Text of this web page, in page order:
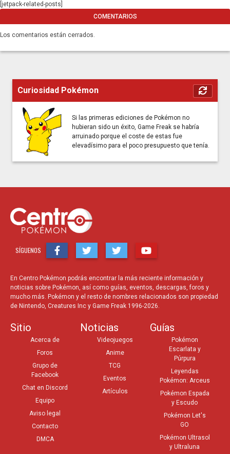
[jetpack-related-posts]
COMENTARIOS
Los comentarios están cerrados.
Curiosidad Pokémon
Si las primeras ediciones de Pokémon no
hubieran sido un éxito, Game Freak se habría
arruinado porque el coste de estas fue
elevadísimo para el poco presupuesto que tenía.
SÍGUENOS
En Centro Pokémon podrás encontrar la más reciente información y
noticias sobre Pokémon, así como guías, eventos, descargas, foros y
mucho más. Pokémon y el resto de nombres relacionados son propiedad
de Nintendo, Creatures Inc y Game Freak 1996-2026.
Sitio
Acerca de
Foros
Grupo de
Facebook
Chat en Discord
Equipo
Aviso legal
Contacto
DMCA
Noticias
Videojuegos
Anime
TCG
Eventos
Artículos
Guías
Pokémon
Escarlata y
Púrpura
Leyendas
Pokémon: Arceus
Pokémon Espada
y Escudo
Pokémon Let's
GO
Pokémon Ultrasol
y Ultraluna